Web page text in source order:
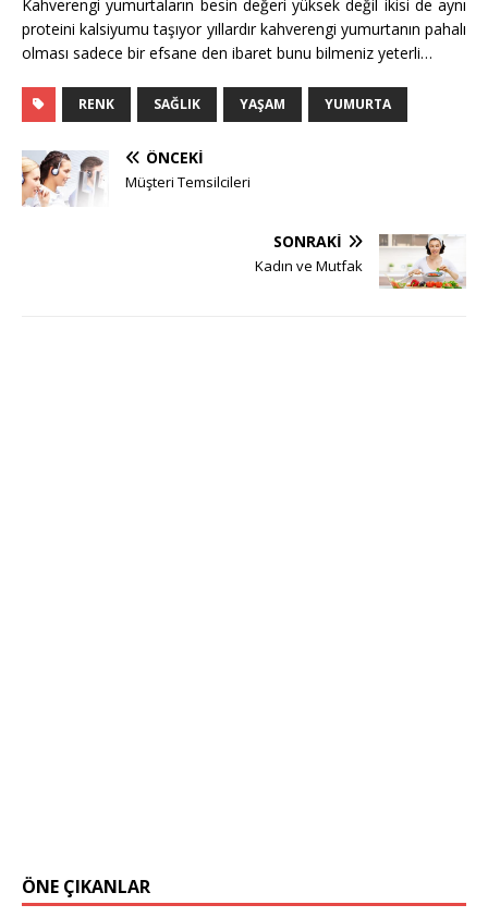
Kahverengi yumurtaların besin değeri yüksek değil ikisi de aynı
proteini kalsiyumu taşıyor yıllardır kahverengi yumurtanın pahalı
olması sadece bir efsane den ibaret bunu bilmeniz yeterli…
RENK SAĞLIK YAŞAM YUMURTA
ÖNCEKI
Müşteri Temsilcileri
SONRAKI
Kadın ve Mutfak
ÖNE ÇIKANLAR